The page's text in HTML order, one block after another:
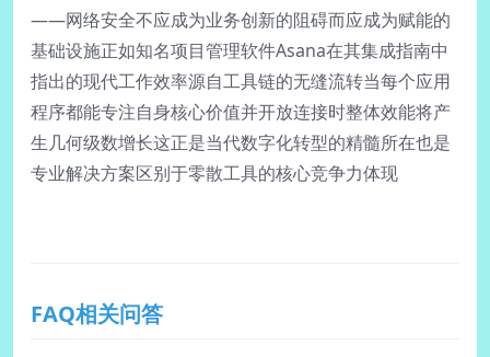
——网络安全不应成为业务创新的阻碍而应成为赋能的
基础设施正如知名项目管理软件Asana在其集成指南中
指出的现代工作效率源自工具链的无缝流转当每个应用
程序都能专注自身核心价值并开放连接时整体效能将产
生几何级数增长这正是当代数字化转型的精髓所在也是
专业解决方案区别于零散工具的核心竞争力体现
FAQ相关问答